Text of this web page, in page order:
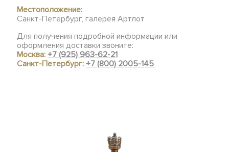
Местоположение:
Санкт-Петербург, галерея Артлот
Для получения подробной информации или
оформления доставки звоните:
Москва:+7 (925) 963-62-21
Санкт-Петербург:+7 (800) 2005-145